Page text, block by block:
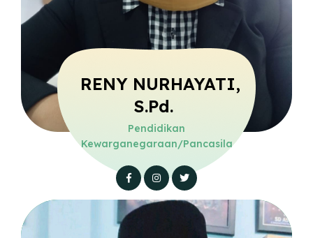
RENY NURHAYATI,
S.Pd.
Pendidikan
Kewarganegaraan/Pancasila